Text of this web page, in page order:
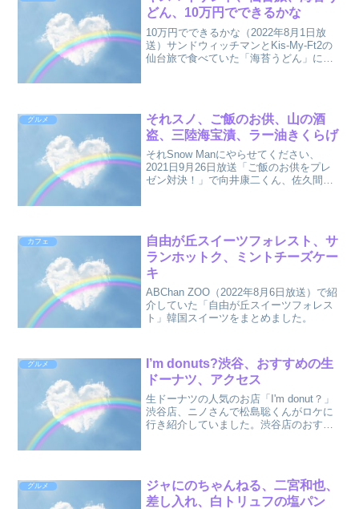
どん、10万円でできるかな
10万円でできるかな（2022年8月1日放
送）サンドウィッチマンとKis-My-Ft2の
仙台旅で食べていた「海苔うどん」につ
グルメ
それスノ、ご飯のお供、山の酒
盗、三陸海宝漬、ラー油きくらげ
それSnow Manにやらせてください、
2021日9月26日放送「ご飯のお供をプレ
ゼン対決！」で向井康二くん、佐久間大
カフェ
自由が丘スイーツフォレスト、サ
ランホットク、ミントチーズケー
キ
ABChan ZOO（2022年8月6日放送）で紹
介していた「自由が丘スイーツフォレス
ト」韓国スイーツをまとめました。
グルメ
I’m donuts?渋谷、おすすめの生
ドーナツ、アクセス
生ドーナツの人気のお店「I'm donut？」
渋谷店、ニノさんで松島聡くんがロケに
行き紹介していました。渋谷店のおすす
グルメ
ジャにのちゃんねる、二宮和也、
差し入れ、白トリュフの塩パン